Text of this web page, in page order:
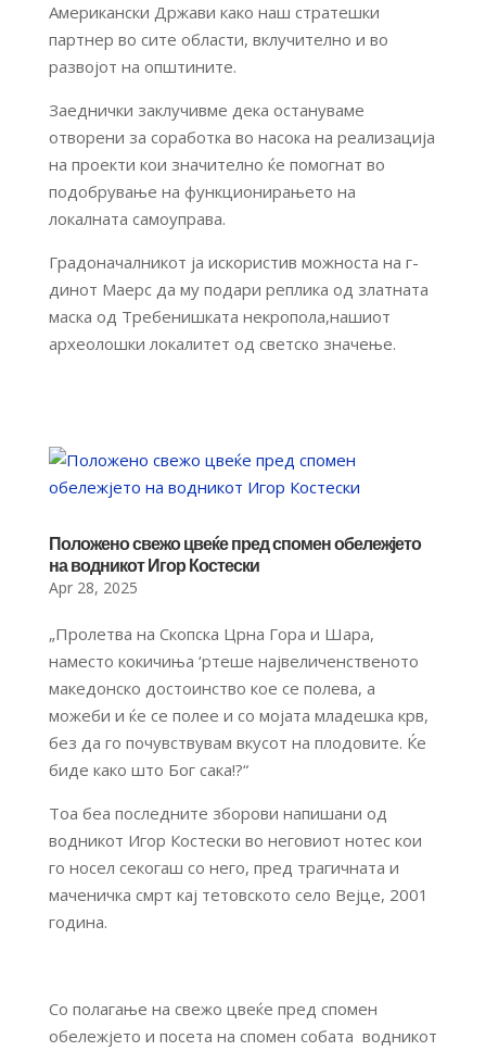
Американски Држави како наш стратешки
партнер во сите области, вклучително и во
развојот на општините.
Заеднички заклучивме дека остануваме
отворени за соработка во насока на реализација
на проекти кои значително ќе помогнат во
подобрување на функционирањето на
локалната самоуправа.
Градоначалникот ја искористив можноста на г-
динот Маерс да му подари реплика од златната
маска од Требенишката некропола,нашиот
археолошки локалитет од светско значење.
Положено свежо цвеќе пред спомен обележјето
на водникот Игор Костески
Apr 28, 2025
„Пролетва на Скопска Црна Гора и Шара,
наместо кокичиња ‘ртеше највеличенственото
македонско достоинство кое се полева, а
можеби и ќе се полее и со мојата младешка крв,
без да го почувствувам вкусот на плодовите. Ќе
биде како што Бог сака!?“
Тоа беа последните зборови напишани од
водникот Игор Костески во неговиот нотес кои
го носел секогаш со него, пред трагичната и
маченичка смрт кај тетовското село Вејце, 2001
година.
Со полагање на свежо цвеќе пред спомен
обележјето и посета на спомен собата водникот